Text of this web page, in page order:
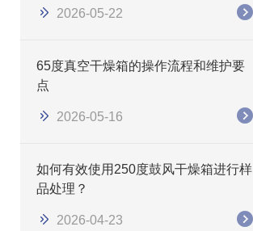
2026-05-22
65度真空干燥箱的操作流程和维护要
点
2026-05-16
如何有效使用250度鼓风干燥箱进行样
品处理？
2026-04-23